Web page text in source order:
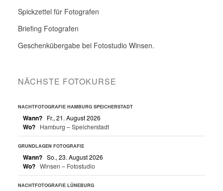
Spickzettel für Fotografen
Briefing Fotografen
Geschenkübergabe bei Fotostudio Winsen.
NÄCHSTE FOTOKURSE
NACHTFOTOGRAFIE HAMBURG SPEICHERSTADT
Wann? Fr., 21. August 2026
Wo? Hamburg – Speicherstadt
GRUNDLAGEN FOTOGRAFIE
Wann? So., 23. August 2026
Wo? Winsen – Fotostudio
NACHTFOTOGRAFIE LÜNEBURG